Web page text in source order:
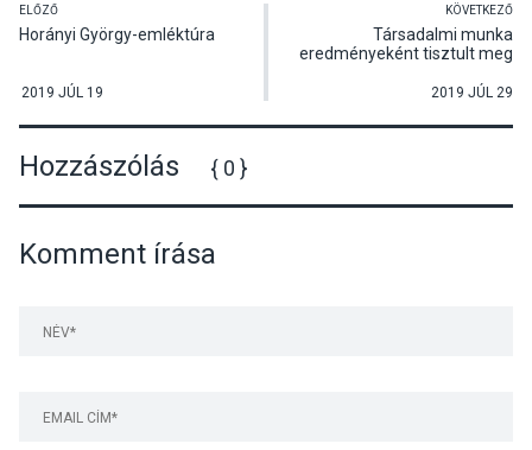
ELŐZŐ
Horányi György-emléktúra
2019 JÚL 19
KÖVETKEZŐ
Társadalmi munka
eredményeként tisztult meg
egy szakasza
2019 JÚL 29
Hozzászólás { 0 }
Komment írása